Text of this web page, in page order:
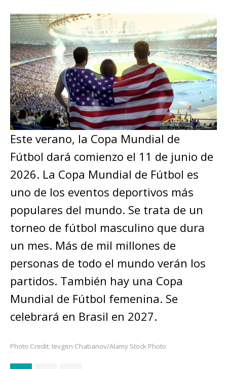
Este verano, la Copa Mundial de
Fútbol dará comienzo el 11 de junio de
2026. La Copa Mundial de Fútbol es
uno de los eventos deportivos más
populares del mundo. Se trata de un
torneo de fútbol masculino que dura
un mes. Más de mil millones de
personas de todo el mundo verán los
partidos. También hay una Copa
Mundial de Fútbol femenina. Se
celebrará en Brasil en 2027.
Photo Credit: Ievgen Chabanov/Alamy Stock Photo